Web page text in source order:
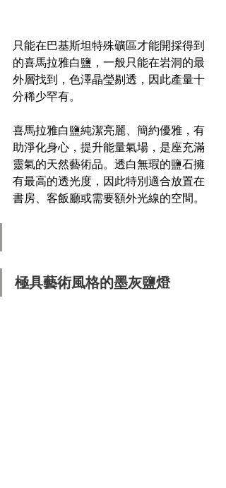
只能在巴基斯坦特殊礦區才能開採得到
的喜馬拉雅白鹽，一般只能在岩洞的最
外層找到，色澤晶瑩剔透，因此產量十
分稀少罕有。
喜馬拉雅白鹽純潔亮麗、簡約優雅，有
助淨化身心，提升能量氣場，是座充滿
靈氣的天然藝術品。透白無瑕的鹽石擁
有最高的透光度，因此特別適合放置在
書房、客飯廳或需要額外光線的空間。
極具藝術風格的墨灰鹽燈